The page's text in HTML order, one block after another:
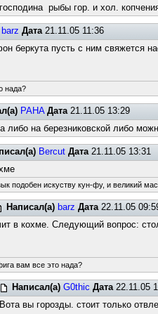
рыбы гор. и хол.
barz Дата21.11.05 11:36
беркута пусть с ним свяжется
нада?
PAHA Дата21.11.05 13:29
либо на березниковской либо
Bercut Дата21.11.05 13:31
подобен искуству кун-фу, и великий
Написал(а) barz Дата22.11.05
в кохме. Следующий вопрос:
вам все это нада?
Написал(а) G0thic Дата22.11.05
Вота вы горозды. стоит только